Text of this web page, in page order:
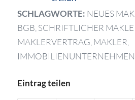
SCHLAGWORTE: NEUES
BGB,SCHRIFTLICHER
MAKLERVERTRAG,MAKLER,
IMMOBILIENUNTERNEHMEN
Eintrag teilen